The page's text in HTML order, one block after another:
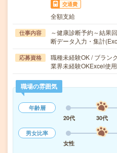
交通費
全額支給
仕事内容
～健康診断予約～結果
断データ入力・集計
応募資格
職種未経験OK / ブラン
業界未経験OKExcel使
職場の雰囲気
年齢層
20代
30代
男女比率
女性